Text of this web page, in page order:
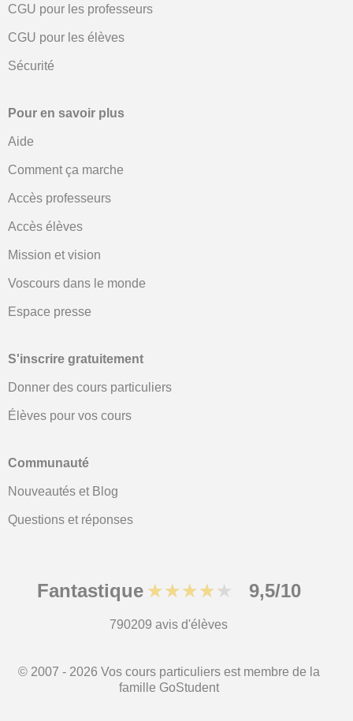
CGU pour les professeurs
CGU pour les élèves
Sécurité
Pour en savoir plus
Aide
Comment ça marche
Accès professeurs
Accès élèves
Mission et vision
Voscours dans le monde
Espace presse
S'inscrire gratuitement
Donner des cours particuliers
Élèves pour vos cours
Communauté
Nouveautés et Blog
Questions et réponses
Fantastique ★★★★★ 9,5/10
790209 avis d'élèves
© 2007 - 2026 Vos cours particuliers est membre de la
famille GoStudent